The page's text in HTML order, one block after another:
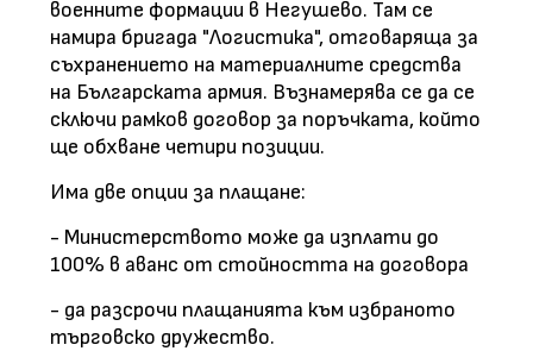
военните формации в Негушево. Там се
намира бригада "Логистика", отговаряща за
съхранението на материалните средства
на Българската армия. Възнамерява се да се
сключи рамков договор за поръчката, който
ще обхване четири позиции.
Има две опции за плащане:
- Министерството може да изплати до
100% в аванс от стойността на договора
- да разсрочи плащанията към избраното
търговско дружество.